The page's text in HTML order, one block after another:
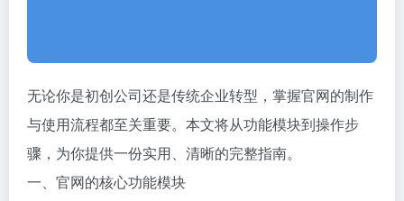
无论你是初创公司还是传统企业转型，掌握官网的制作
与使用流程都至关重要。本文将从功能模块到操作步
骤，为你提供一份实用、清晰的完整指南。
一、官网的核心功能模块